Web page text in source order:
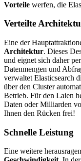
Vorteile werfen, die
Verteilte
Eine der
Architektur. Dieses
und eignet sich daher
Datenmengen und
verwaltet Elasticsearch
über den Cluster
Betrieb. Für den Laien
Daten oder Milliarden
Ihnen den Rücken frei!
Schnelle Leistung
Eine weitere